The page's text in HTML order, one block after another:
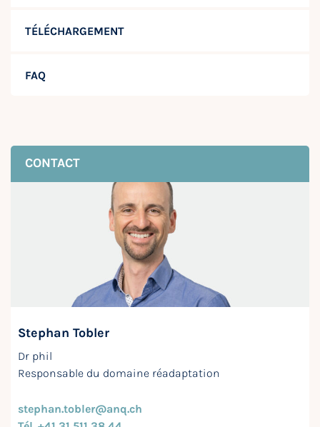
TÉLÉCHARGEMENT
FAQ
CONTACT
Stephan Tobler
Dr phil
Responsable du domaine réadaptation
stephan.tobler@anq.ch